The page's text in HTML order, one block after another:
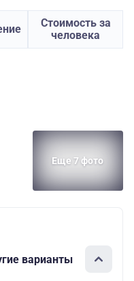
Стоимость за
человека
Еще 7 фото
варианты